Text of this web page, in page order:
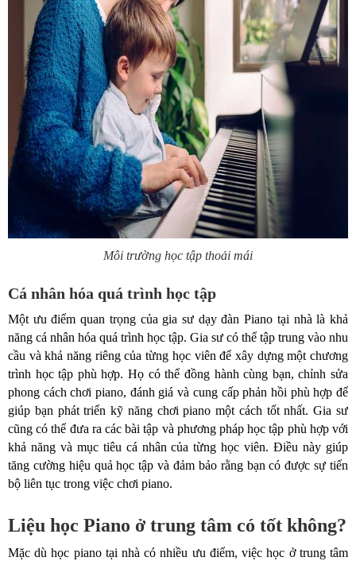
Môi trường học tập thoải mái
Cá nhân hóa quá trình học tập
Một ưu điểm quan trọng của gia sư dạy đàn Piano tại nhà là khả
năng cá nhân hóa quá trình học tập. Gia sư có thể tập trung vào nhu
cầu và khả năng riêng của từng học viên để xây dựng một chương
trình học tập phù hợp. Họ có thể đồng hành cùng bạn, chỉnh sửa
phong cách chơi piano, đánh giá và cung cấp phản hồi phù hợp để
giúp bạn phát triển kỹ năng chơi piano một cách tốt nhất. Gia sư
cũng có thể đưa ra các bài tập và phương pháp học tập phù hợp với
khả năng và mục tiêu cá nhân của từng học viên. Điều này giúp
tăng cường hiệu quả học tập và đảm bảo rằng bạn có được sự tiến
bộ liên tục trong việc chơi piano.
Liệu học Piano ở trung tâm có tốt không?
Mặc dù học piano tại nhà có nhiều ưu điểm, việc học ở trung tâm